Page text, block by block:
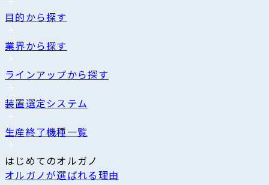
目的から探す
業界から探す
ラインアップから探す
装置選定システム
生産終了機種一覧
はじめてのオルガノ
オルガノが選ばれる理由